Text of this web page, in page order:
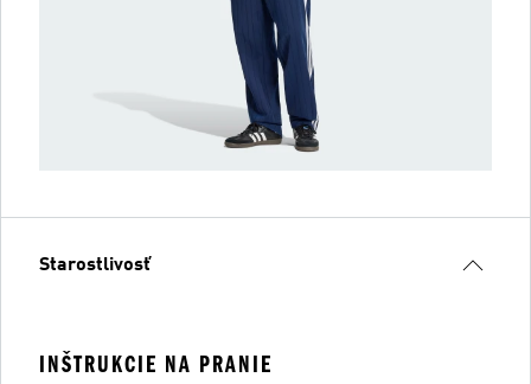
Starostlivosť
INŠTRUKCIE NA PRANIE